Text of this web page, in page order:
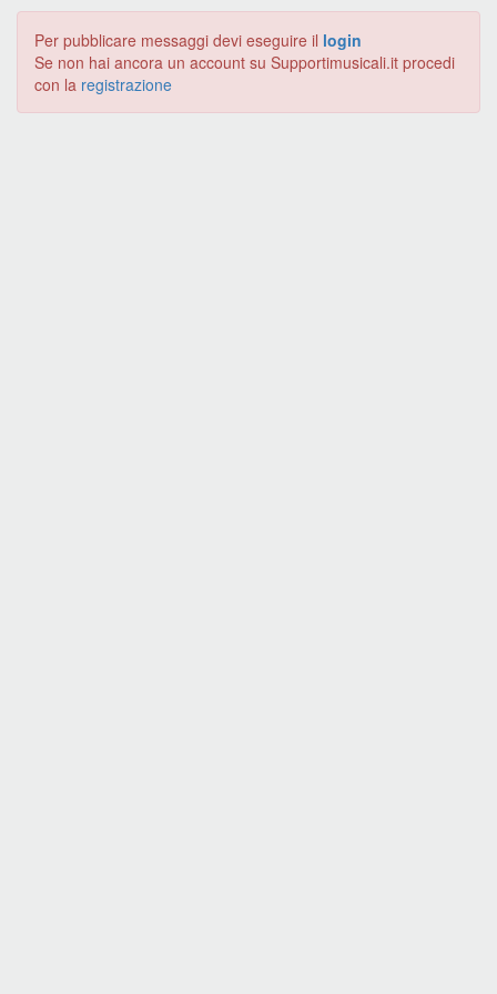
Per pubblicare messaggi devi eseguire il login
Se non hai ancora un account su Supportimusicali.it procedi
con la registrazione